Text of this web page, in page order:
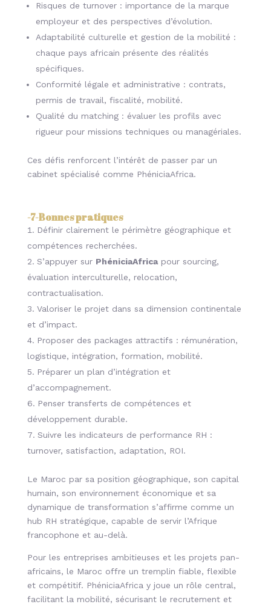
Risques de turnover : importance de la marque
employeur et des perspectives d’évolution.
Adaptabilité culturelle et gestion de la mobilité :
chaque pays africain présente des réalités
spécifiques.
Conformité légale et administrative : contrats,
permis de travail, fiscalité, mobilité.
Qualité du matching : évaluer les profils avec
rigueur pour missions techniques ou managériales.
Ces défis renforcent l’intérêt de passer par un
cabinet spécialisé comme PhéniciaAfrica.
-7-Bonnes pratiques
Définir clairement le périmètre géographique et
compétences recherchées.
S’appuyer sur PhéniciaAfricapour sourcing,
évaluation interculturelle, relocation,
contractualisation.
Valoriser le projet dans sa dimension continentale
et d’impact.
Proposer des packages attractifs : rémunération,
logistique, intégration, formation, mobilité.
Préparer un plan d’intégration et
d’accompagnement.
Penser transferts de compétences et
développement durable.
Suivre les indicateurs de performance RH :
turnover, satisfaction, adaptation, ROI.
Le Maroc par sa position géographique, son capital
humain, son environnement économique et sa
dynamique de transformation s’affirme comme un
hub RH stratégique, capable de servir l’Afrique
francophone et au-delà.
Pour les entreprises ambitieuses et les projets pan-
africains, le Maroc offre un tremplin fiable, flexible
et compétitif. PhéniciaAfrica y joue un rôle central,
facilitant la mobilité, sécurisant le recrutement et